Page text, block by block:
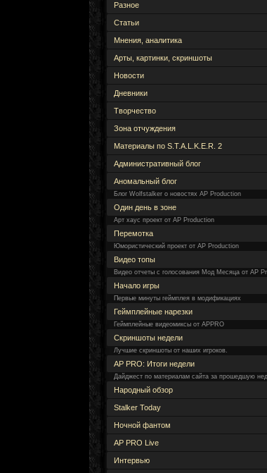
Разное
Статьи
Мнения, аналитика
Арты, картинки, скриншоты
Новости
Дневники
Творчество
Зона отчуждения
Материалы по S.T.A.L.K.E.R. 2
Административный блог
Аномальный блог
Блог Wolfstalker о новостях AP Production
Один день в зоне
Арт хаус проект от AP Production
Перемотка
Юмористический проект от AP Production
Видео топы
Видео отчеты с голосования Мод Месяца от AP
Начало игры
Первые минуты геймплея в модификациях
Геймплейные нарезки
Геймплейные видеомиксы от APPRO
Скриншоты недели
Лучшие скриншоты от наших игроков.
AP PRO: Итоги недели
Дайджест по материалам сайта за прошедшую
Народный обзор
Stalker Today
Ночной фантом
AP PRO Live
Интервью